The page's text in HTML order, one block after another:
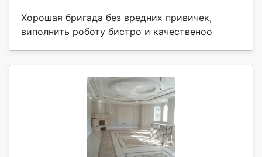
Хорошая бригада без вредних привичек,
виполнить роботу бистро и качественоо